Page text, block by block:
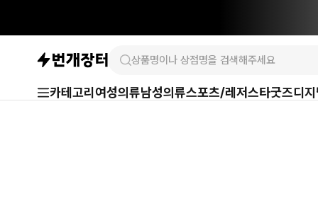
카테고리 여성의류남성의류스포츠/레저스타굿즈디